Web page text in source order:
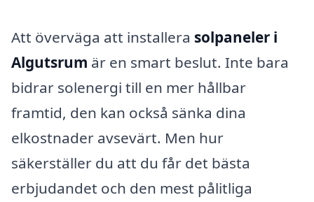
Att överväga att installera solpaneler i
Algutsrum är en smart beslut. Inte bara
bidrar solenergi till en mer hållbar
framtid, den kan också sänka dina
elkostnader avsevärt. Men hur
säkerställer du att du får det bästa
erbjudandet och den mest pålitliga